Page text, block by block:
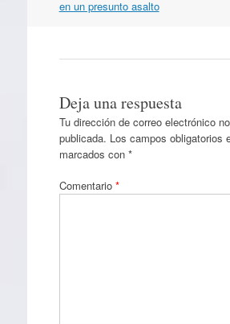
artículos
en un presunto asalto
Deja una respuesta
Tu dirección de correo electrónico
publicada. Los campos obligatorios
marcados con *
Comentario *